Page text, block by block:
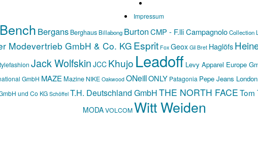
Impressum
Bench Bergans Berghaus Billabong BurtonCMP - F.lli Campagnolo Collection
Modevertrieb GmbH & Co. KG Esprit Fox Geox Gil Bret Haglöfs
Jack Wolfskin JCC Khujo Leadoff Levy Apparel Europe
GmbH MAZE Mazine NIKE Oakwood ONeillONLY Patagonia Pepe Jeans London
und Co KG Schöffel T.H. Deutschland GmbHTHE NORTH FACETom
MODA VOLCOM Witt Weiden